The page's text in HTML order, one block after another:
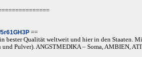
==
bester Qualität weltweit und hier in den Staaten.
Pulver). ANGSTMEDIKA – Soma, AMBIEN,